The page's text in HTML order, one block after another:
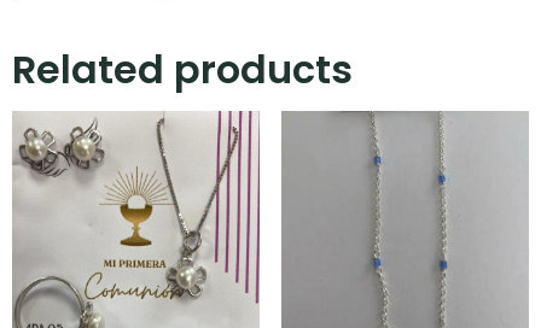
Related products